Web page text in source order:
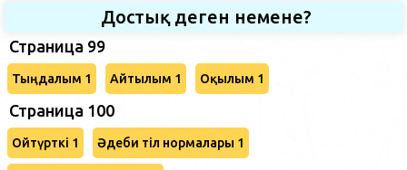
Достық деген немене?
Страница 99
Тыңдалым 1 Айтылым 1 Оқылым 1
Страница 100
Ойтүрткі 1 Әдеби тіл нормалары 1